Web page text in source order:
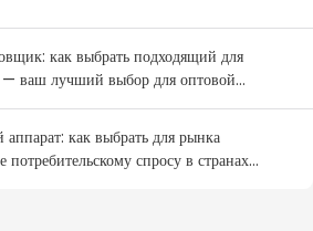
как выбрать подходящий для
ваш лучший выбор для оптовой
как выбрать для рынка
спросу в странах